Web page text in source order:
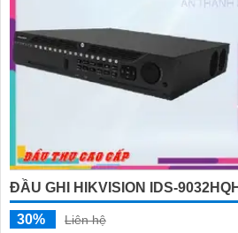
ĐẦU GHI HIKVISION IDS-
30%
Liên hệ